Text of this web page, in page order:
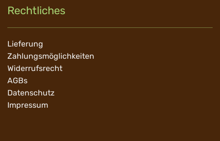
Rechtliches
Navigation
überspringen
Lieferung
Zahlungsmöglichkeiten
Widerrufsrecht
AGBs
Datenschutz
Impressum